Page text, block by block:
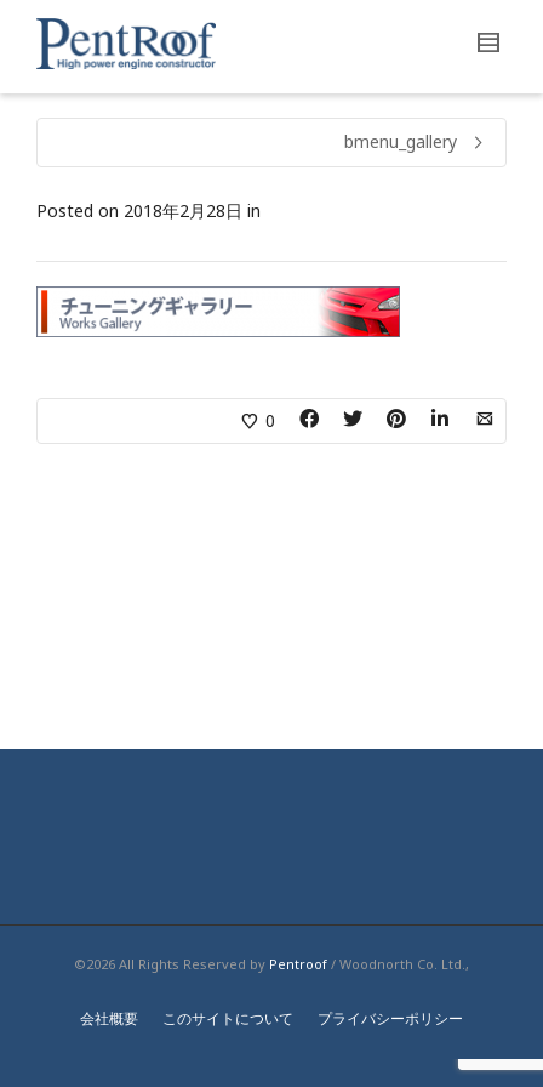
bmenu_gallery
Posted on 2018年2月28日 in
0
©2026 All Rights Reserved by Pentroof / Woodnorth Co. Ltd.,
会社概要 このサイトについて プライバシーポリシー